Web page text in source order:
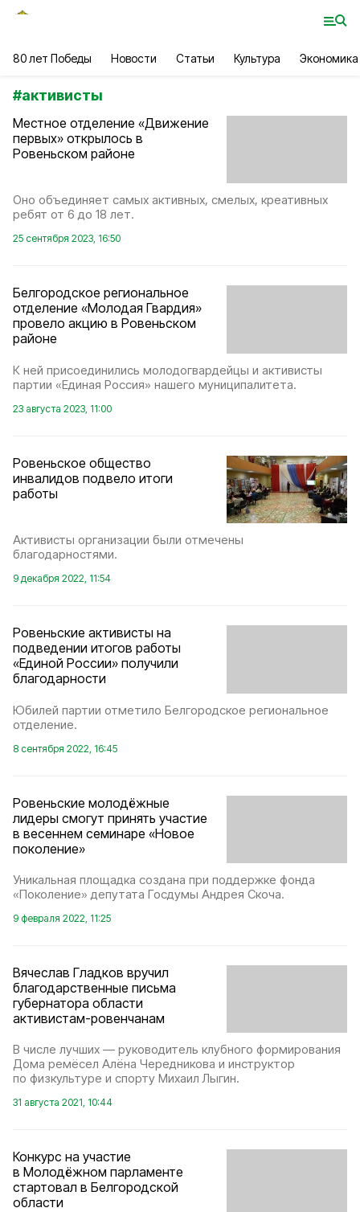
80 лет Победы Новости Статьи Культура Экономика
#активисты
Местное отделение «Движение
первых» открылось в
Ровеньском районе
Оно объединяет самых активных, смелых, креативных
ребят от 6 до 18 лет.
25 сентября 2023, 16:50
Белгородское региональное
отделение «Молодая Гвардия»
провело акцию в Ровеньском
районе
К ней присоединились молодогвардейцы и активисты
партии «Единая Россия» нашего муниципалитета.
23 августа 2023, 11:00
Ровеньское общество
инвалидов подвело итоги
работы
Активисты организации были отмечены
благодарностями.
9 декабря 2022, 11:54
Ровеньские активисты на
подведении итогов работы
«Единой России» получили
благодарности
Юбилей партии отметило Белгородское региональное
отделение.
8 сентября 2022, 16:45
Ровеньские молодёжные
лидеры смогут принять участие
в весеннем семинаре «Новое
поколение»
Уникальная площадка создана при поддержке фонда
«Поколение» депутата Госдумы Андрея Скоча.
9 февраля 2022, 11:25
Вячеслав Гладков вручил
благодарственные письма
губернатора области
активистам-ровенчанам
В числе лучших — руководитель клубного формирования
Дома ремёсел Алёна Чередникова и инструктор
по физкультуре и спорту Михаил Лыгин.
31 августа 2021, 10:44
Конкурс на участие
в Молодёжном парламенте
стартовал в Белгородской
области